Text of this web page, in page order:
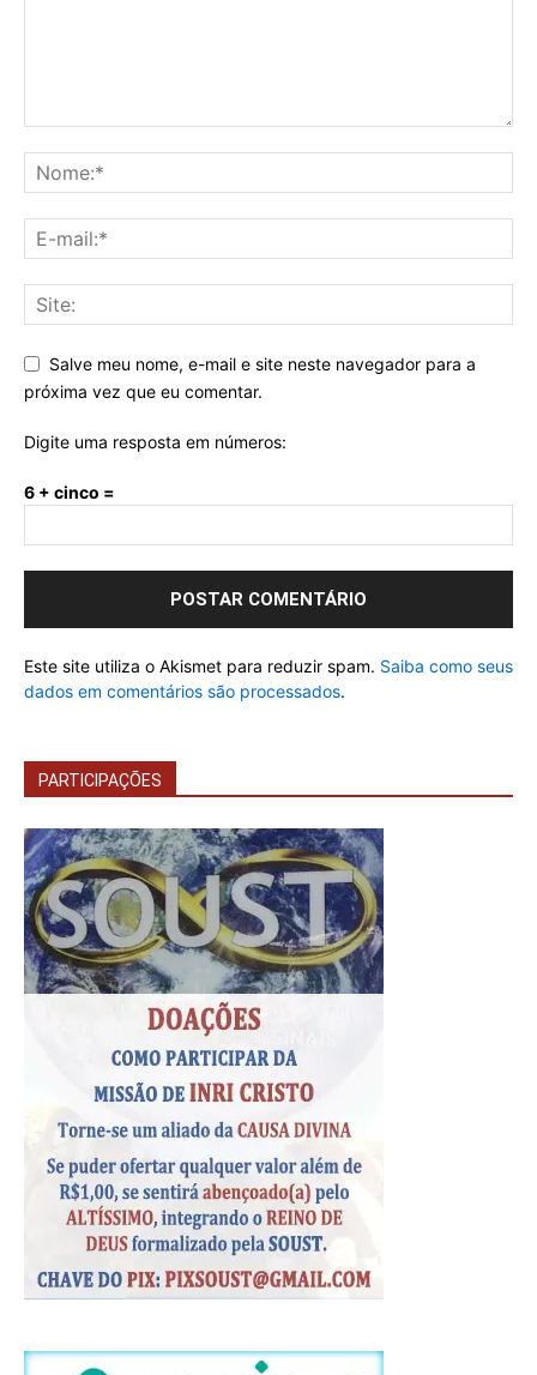
Salve meu nome, e-mail e site neste navegador para a
próxima vez que eu comentar.
Digite uma resposta em números:
6 + cinco =
Este site utiliza o Akismet para reduzir spam. Saiba como seus
dados em comentários são processados.
PARTICIPAÇÕES